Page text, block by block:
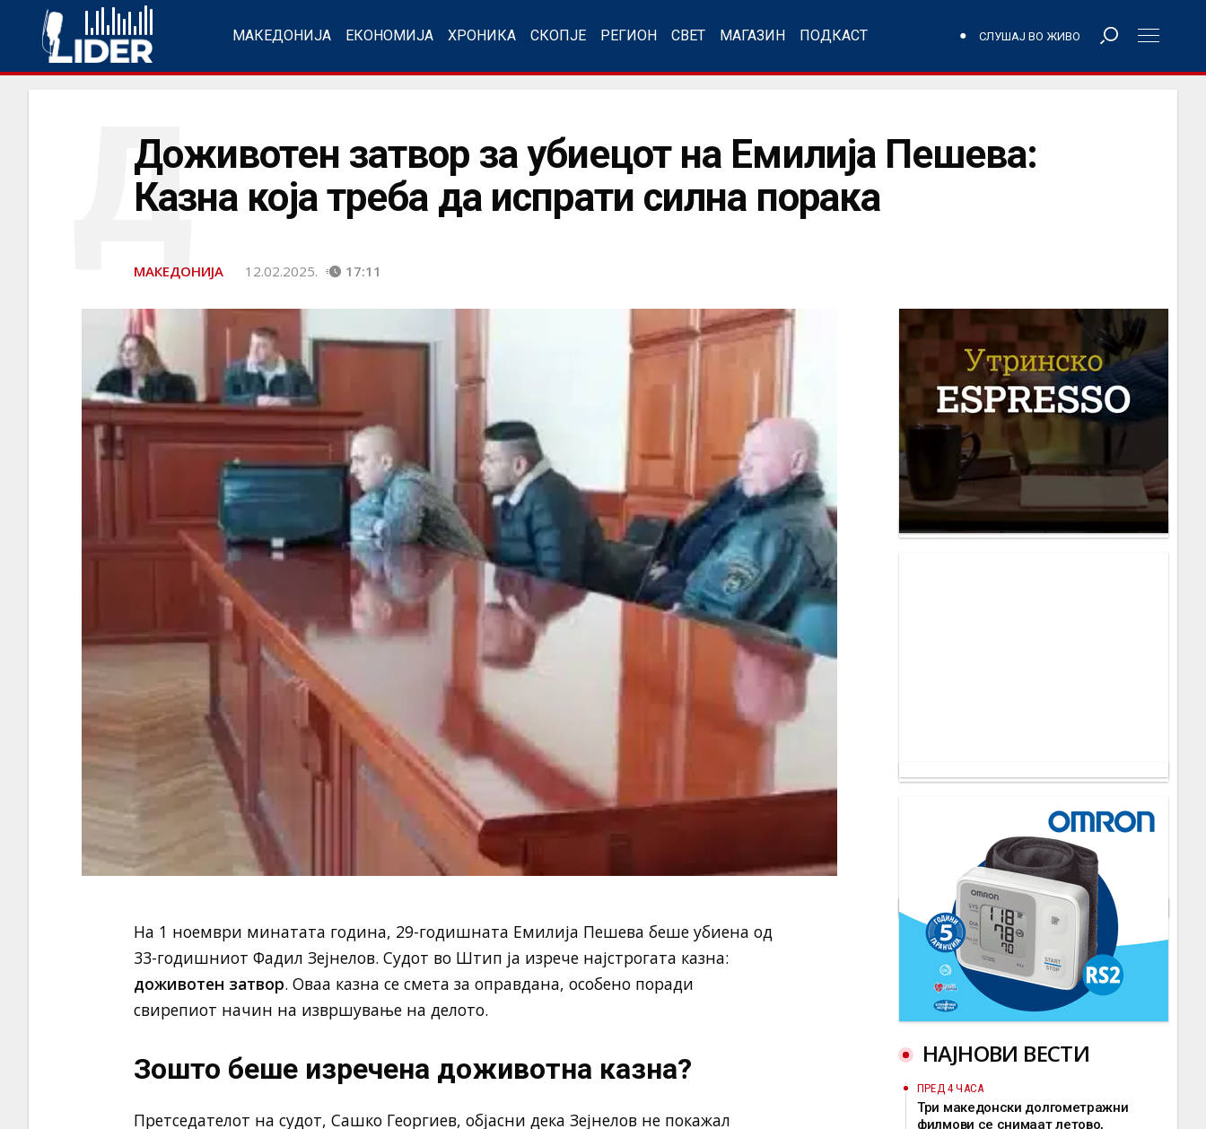
МАКЕДОНИЈА ЕКОНОМИЈА ХРОНИКА СКОПЈЕ РЕГИОН СВЕТ МАГАЗИН ПОДКАСТ СЛУШАЈ ВО ЖИВО
Доживотен затвор за убиецот на Емилија Пешева:
Казна која треба да испрати силна порака
Д
МАКЕДОНИЈА 12.02.2025. 17:11
На 1 ноември минатата година, 29-годишната Емилија Пешева беше убиена од
33-годишниот Фадил Зејнелов. Судот во Штип ја изрече најстрогата казна:
доживотен затвор. Оваа казна се смета за оправдана, особено поради
свирепиот начин на извршување на делото.
Зошто беше изречена доживотна казна?
Претседателот на судот, Сашко Георгиев, објасни дека Зејнелов не покажал
НАЈНОВИ ВЕСТИ
ПРЕД 4 ЧАСА
Три македонски долгометражни
филмови се снимаат летово,